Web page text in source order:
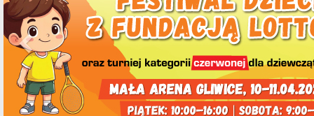
Poprzedni